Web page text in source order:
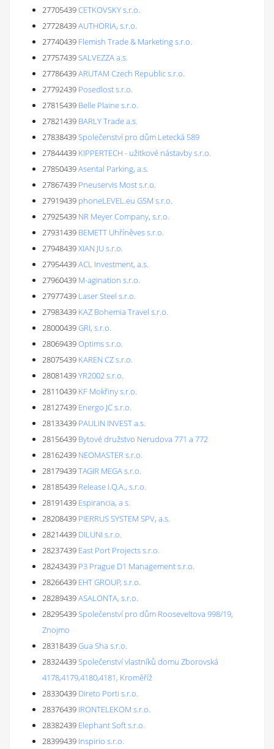
27705439CETKOVSKY s.r.o.
27728439AUTHORIA, s.r.o.
27740439 Flemish Trade & Marketing s.r.o.
27757439SALVEZZA a.s.
27786439ARUTAM Czech Republic s.r.o.
27792439 Posedlost s.r.o.
27815439 Belle Plaine s.r.o.
27821439 BARLY Trade a.s.
27838439Společenství pro dům Letecká 589
27844439 KIPPERTECH - užitkové nástavby s.r.o.
27850439Asental Parking, a.s.
27867439 Pneuservis Most s.r.o.
27919439 phoneLEVEL.eu GSM s.r.o.
27925439 NR Meyer Company, s.r.o.
27931439 BEMETT Uhříněves s.r.o.
27948439XIAN JU s.r.o.
27954439ACL Investment, a.s.
27960439 M-agination s.r.o.
27977439 Laser Steel s.r.o.
27983439 KAZ Bohemia Travel s.r.o.
28000439GRI, s.r.o.
28069439Optims s.r.o.
28075439 KAREN CZ s.r.o.
28081439YR2002 s.r.o.
28110439 KF Mokřiny s.r.o.
28127439 Energo JC s.r.o.
28133439 PAULIN INVEST a.s.
28156439 Bytové družstvo Nerudova 771 a 772
28162439 NEOMASTER s.r.o.
28179439TAGIR MEGA s.r.o.
28185439 Release I.Q.A., s.r.o.
28191439 Espirancia, a s.
28208439 PIERRUS SYSTEM SPV, a.s.
28214439 DILUNI s.r.o.
28237439 East Port Projects s.r.o.
28243439 P3 Prague D1 Management s.r.o.
28266439 EHT GROUP, s.r.o.
28289439ASALONTA, s.r.o.
28295439Společenství pro dům Rooseveltova 998/19,
Znojmo
28318439Gua Sha s.r.o.
28324439Společenství vlastníků domu Zborovská
4178,4179,4180,4181, Kroměříž
28330439 Direto Porti s.r.o.
28376439 IRONTELEKOM s.r.o.
28382439 Elephant Soft s.r.o.
28399439 Inspirio s.r.o.